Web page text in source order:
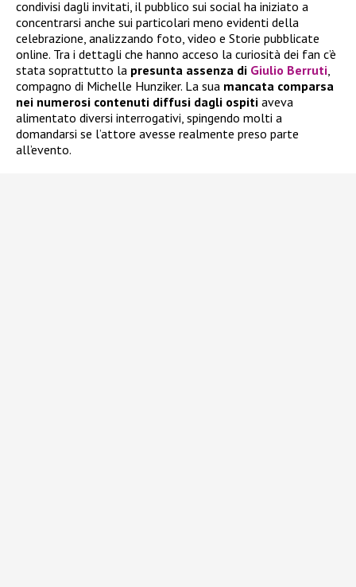
condivisi dagli invitati, il pubblico sui social ha iniziato a
concentrarsi anche sui particolari meno evidenti della
celebrazione, analizzando foto, video e Storie pubblicate
online. Tra i dettagli che hanno acceso la curiosità dei fan c’è
stata soprattutto la presunta assenza di Giulio Berruti
compagno di Michelle Hunziker. La sua mancata comparsa
nei numerosi contenuti diffusi dagli ospiti aveva
alimentato diversi interrogativi, spingendo molti a
domandarsi se l’attore avesse realmente preso parte
all’evento.